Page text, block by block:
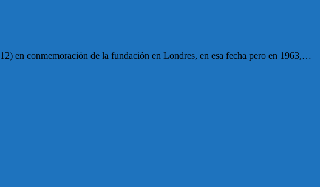
en conmemoración de la fundación en Londres, en esa fecha pero en 1963,…